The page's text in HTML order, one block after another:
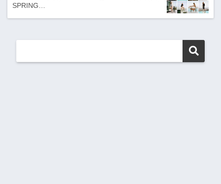
SPRING…